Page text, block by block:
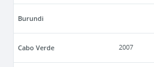
Burundi
Cabo Verde 2007